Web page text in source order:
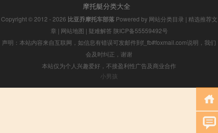
摩托艇分类大全
Copyright © 2012 - 2026 比亚乔摩托车部落Powered by 网站分类目录 | 精选推荐文
章 | 网站地图 | 疑难解答 陕ICP备55559492号
声明：本站内容来自互联网，如信息有错误可发邮件到f_fb#foxmail.com说明，我们
会及时纠正，谢谢
本站仅为个人兴趣爱好，不接盈利性广告及商业合作
小男孩